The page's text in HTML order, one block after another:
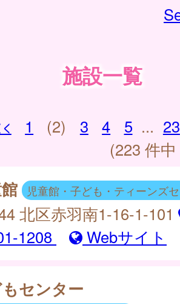
施設一覧
1 (2) 3 4 5 ... 23
(223 件
児童館・子ども・ティーンズ
北区赤羽南1-16-1-101
1208
Webサイト
センター